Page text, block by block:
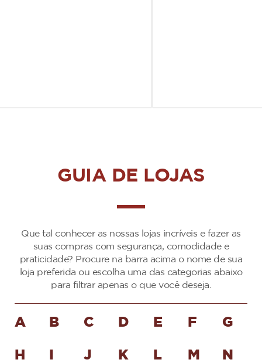
GUIA DE LOJAS
Que tal conhecer as nossas lojas incríveis e fazer as
suas compras com segurança, comodidade e
praticidade? Procure na barra acima o nome de sua
loja preferida ou escolha uma das categorias abaixo
para filtrar apenas o que você deseja.
A B C D E F G
H J K L M N